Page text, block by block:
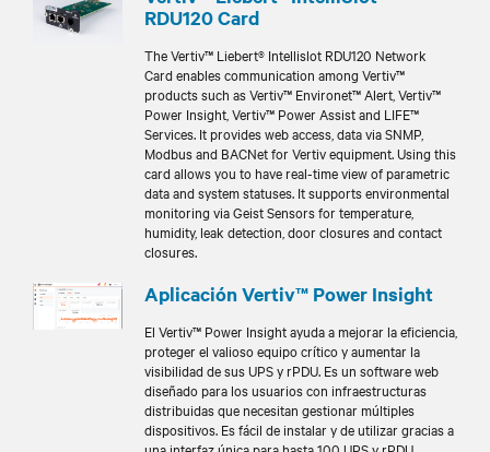
RDU120 Card
The Vertiv™ Liebert® Intellislot RDU120 Network
Card enables communication among Vertiv™
products such as Vertiv™ Environet™ Alert, Vertiv™
Power Insight, Vertiv™ Power Assist and LIFE™
Services. It provides web access, data via SNMP,
Modbus and BACNet for Vertiv equipment. Using this
card allows you to have real-time view of parametric
data and system statuses. It supports environmental
monitoring via Geist Sensors for temperature,
humidity, leak detection, door closures and contact
closures.
Aplicación Vertiv™ Power Insight
El Vertiv™ Power Insight ayuda a mejorar la eficiencia,
proteger el valioso equipo crítico y aumentar la
visibilidad de sus UPS y rPDU. Es un software web
diseñado para los usuarios con infraestructuras
distribuidas que necesitan gestionar múltiples
dispositivos. Es fácil de instalar y de utilizar gracias a